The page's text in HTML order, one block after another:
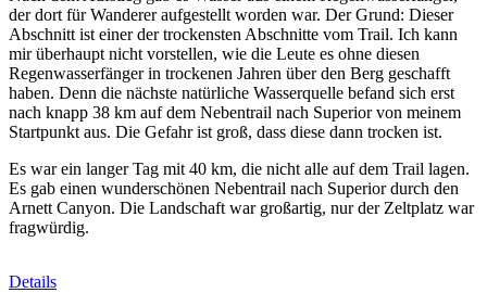
der dort für Wanderer aufgestellt worden war. Der Grund: Dieser
Abschnitt ist einer der trockensten Abschnitte vom Trail. Ich kann
mir überhaupt nicht vorstellen, wie die Leute es ohne diesen
Regenwasserfänger in trockenen Jahren über den Berg geschafft
haben. Denn die nächste natürliche Wasserquelle befand sich erst
nach knapp 38 km auf dem Nebentrail nach Superior von meinem
Startpunkt aus. Die Gefahr ist groß, dass diese dann trocken ist.
Es war ein langer Tag mit 40 km, die nicht alle auf dem Trail lagen.
Es gab einen wunderschönen Nebentrail nach Superior durch den
Arnett Canyon. Die Landschaft war großartig, nur der Zeltplatz war
fragwürdig.
Details